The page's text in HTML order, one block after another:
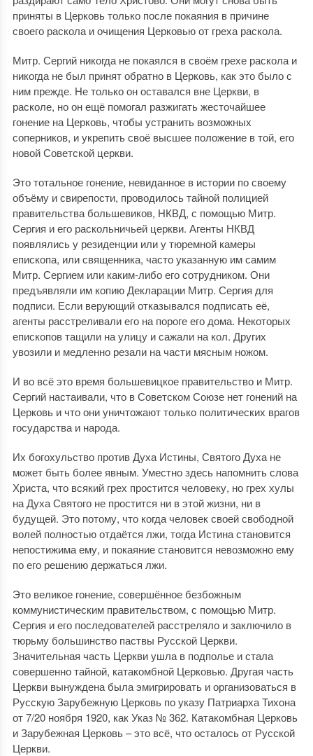
приняты в Церковь только после покаяния в причине
своего раскола и очищения Церковью от греха раскола.
Митр. Сергий никогда не покаялся в своём грехе раскола и
никогда не был принят обратно в Церковь, как это было с
ним прежде. Не только он оставался вне Церкви, в
расколе, но он ещё помогал разжигать жесточайшее
гонение на Церковь, чтобы устранить возможных
соперников, и укрепить своё высшее положение в той, его
новой Советской церкви.
Это тотальное гонение, невиданное в истории по своему
объёму и свирепости, проводилось тайной полицией
правительства большевиков, НКВД, с помощью Митр.
Сергия и его раскольничьей церкви. Агенты НКВД
появлялись у резиденции или у тюремной камеры
епископа, или священника, часто указанную им самим
Митр. Сергием или каким-либо его сотрудником. Они
предъявляли им копию Декларации Митр. Сергия для
подписи. Если верующий отказывался подписать её,
агенты расстреливали его на пороге его дома. Некоторых
епископов тащили на улицу и сажали на кол. Других
увозили и медленно резали на части мясным ножом.
И во всё это время большевицкое правительство и Митр.
Сергий настаивали, что в Советском Союзе нет гонений на
Церковь и что они уничтожают только политических врагов
государства и народа.
Их богохульство против Духа Истины, Святого Духа не
может быть более явным. Уместно здесь напомнить слова
Христа, что всякий грех простится человеку, но грех хулы
на Духа Святого не простится ни в этой жизни, ни в
будущей. Это потому, что когда человек своей свободной
волей полностью отдаётся лжи, тогда Истина становится
непостижима ему, и покаяние становится невозможно ему
по его решению держаться лжи.
Это великое гонение, совершённое безбожным
коммунистическим правительством, с помощью Митр.
Сергия и его последователей расстреляло и заключило в
тюрьму большинство паствы Русской Церкви.
Значительная часть Церкви ушла в подполье и стала
совершенно тайной, катакомбной Церковью. Другая часть
Церкви вынуждена была эмигрировать и организоваться в
Русскую Зарубежную Церковь по указу Патриарха Тихона
от 7/20 ноября 1920, как Указ № 362. Катакомбная Церковь
и Зарубежная Церковь – это всё, что осталось от Русской
Церкви.